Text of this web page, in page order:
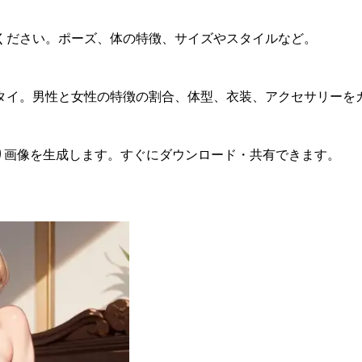
さい。ポーズ、体の特徴、サイズやスタイルなど。
。男性と女性の特徴の割合、体型、衣装、アクセサリーを
像を生成します。すぐにダウンロード・共有できます。